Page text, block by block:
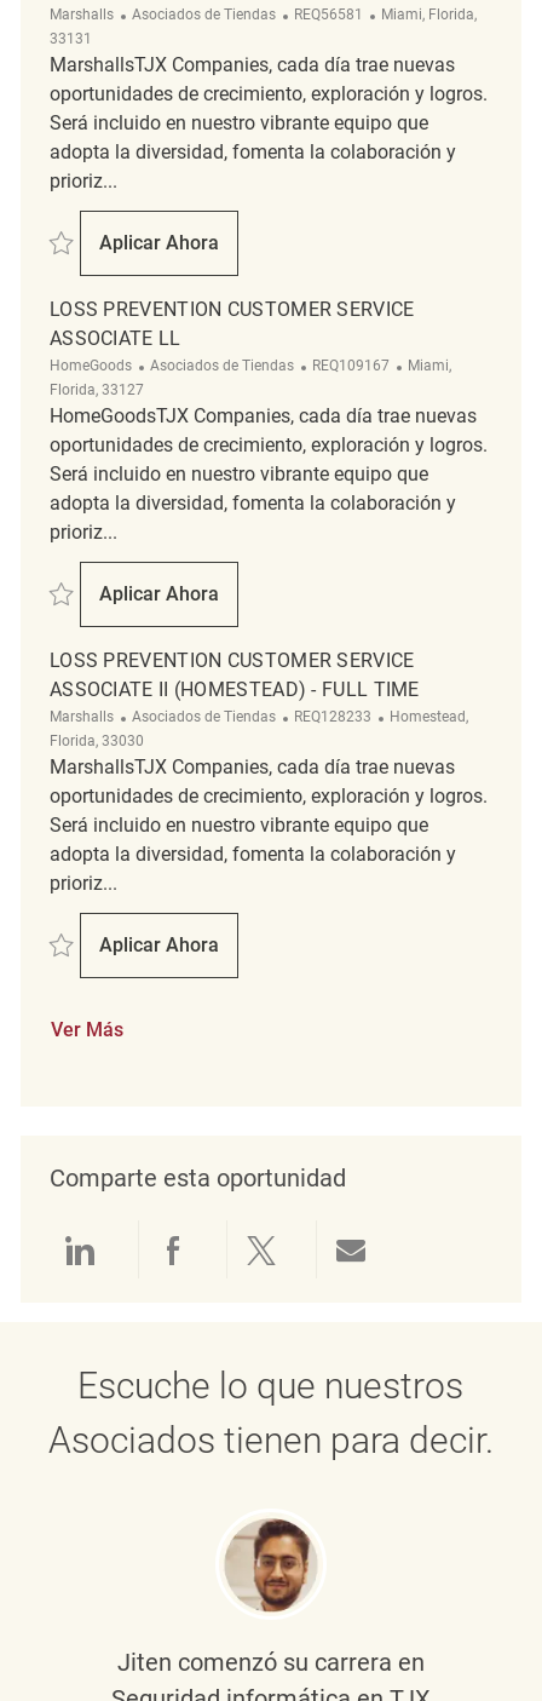
Marshalls Categoría
Asociados de Tiendas ReqId
REQ56581 Ubicación
Miami, Florida,
33131
MarshallsTJX Companies, cada día trae nuevas
oportunidades de crecimiento, exploración y logros.
Será incluido en nuestro vibrante equipo que
adopta la diversidad, fomenta la colaboración y
prioriz...
Salvar Full-Time Retail Loss Prevention Customer Service Associate II
Aplicar Ahora
Full-Time Retail Loss Prevention Customer
LOSS PREVENTION CUSTOMER SERVICE
ASSOCIATE LL
HomeGoods Categoría
Asociados de Tiendas ReqId
REQ109167 Ubicación
Miami,
Florida, 33127
HomeGoodsTJX Companies, cada día trae nuevas
oportunidades de crecimiento, exploración y logros.
Será incluido en nuestro vibrante equipo que
adopta la diversidad, fomenta la colaboración y
prioriz...
Salvar Loss Prevention Customer Service Associate ll REQ109167
Aplicar Ahora
Loss Prevention Customer Service
LOSS PREVENTION CUSTOMER SERVICE
ASSOCIATE II (HOMESTEAD) - FULL TIME
Marshalls Categoría
Asociados de Tiendas ReqId
REQ128233 Ubicación
Homestead,
Florida, 33030
MarshallsTJX Companies, cada día trae nuevas
oportunidades de crecimiento, exploración y logros.
Será incluido en nuestro vibrante equipo que
adopta la diversidad, fomenta la colaboración y
prioriz...
Salvar Loss Prevention Customer Service Associate II (Homestead) -
Aplicar Ahora
Loss Prevention Customer Service
Ver Más
Comparte esta oportunidad
Compartir a través de LinkedIn
Compartir a través de
Compartir a través
Escuche lo que nuestros
Asociados tienen para decir.
Jiten comenzó su carrera en